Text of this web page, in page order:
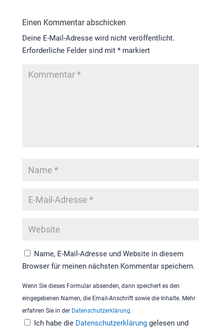
Einen Kommentar abschicken
Deine E-Mail-Adresse wird nicht veröffentlicht.
Erforderliche Felder sind mit *markiert
Name, E-Mail-Adresse und Website in diesem
Browser für meinen nächsten Kommentar speichern.
Wenn Sie dieses Formular absenden, dann speichert es den
eingegebenen Namen, die Email-Anschrift sowie die Inhalte. Mehr
erfahren Sie in der Datenschutzerklärung.
Ich habe die Datenschutzerklärung gelesen und